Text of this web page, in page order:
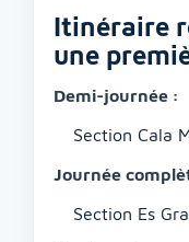
Itinéraire
une
Demi-journée :
Section Cala
Journée
Section Es